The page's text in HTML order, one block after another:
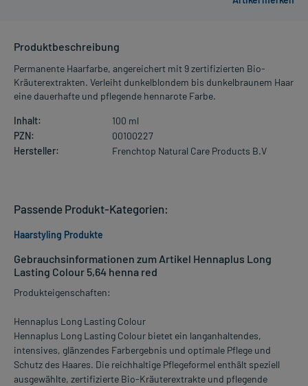
Produktbeschreibung
Permanente Haarfarbe, angereichert mit 9 zertifizierten Bio-
Kräuterextrakten. Verleiht dunkelblondem bis dunkelbraunem Haar
eine dauerhafte und pflegende hennarote Farbe.
Inhalt:
100 ml
PZN:
00100227
Hersteller:
Frenchtop Natural Care Products B.V
Gebrauchsinformationen zum Artikel Hennaplus Long
Lasting Colour 5,64 henna red
Produkteigenschaften:
Hennaplus Long Lasting Colour
Hennaplus Long Lasting Colour bietet ein langanhaltendes,
intensives, glänzendes Farbergebnis und optimale Pflege und
Schutz des Haares. Die reichhaltige Pflegeformel enthält speziell
ausgewählte, zertifizierte Bio-Kräuterextrakte und pflegende
Passende Produkt-Kategorien:
Haarstyling Produkte